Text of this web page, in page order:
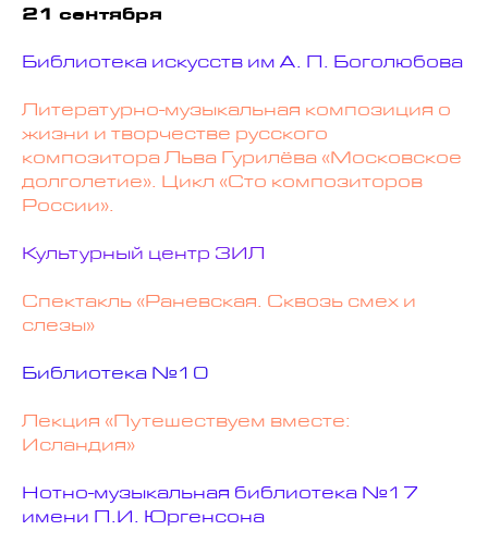
21 сентября
Библиотека искусств им А. П. Боголюбова
Литературно-музыкальная композиция о
жизни и творчестве русского
композитора Льва Гурилёва «Московское
долголетие». Цикл «Сто композиторов
России».
Культурный центр ЗИЛ
Спектакль «Раневская. Сквозь смех и
слезы»
Библиотека №10
Лекция «Путешествуем вместе:
Исландия»
Нотно-музыкальная библиотека №17
имени П.И. Юргенсона